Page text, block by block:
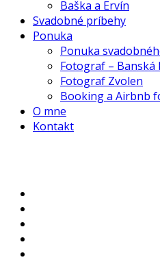
Baška a Ervín
Svadobné príbehy
Ponuka
Ponuka
Fotograf – Banská
Fotograf Zvolen
Booking a Airbnb
O mne
Kontakt